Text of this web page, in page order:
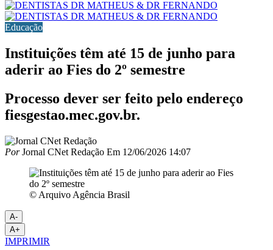
Educação
Instituições têm até 15 de junho para
aderir ao Fies do 2º semestre
Processo dever ser feito pelo endereço
fiesgestao.mec.gov.br.
PorJornal CNet Redação Em 12/06/2026 14:07
© Arquivo Agência Brasil
A-
A+
IMPRIMIR